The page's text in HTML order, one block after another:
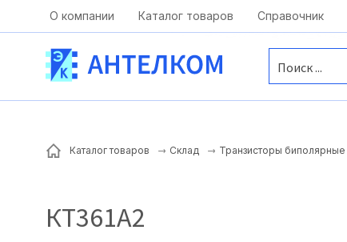
Москва, ул. Московская, д.1 офис 1
О компании Каталог товаров Справочник
Каталог товаров Склад Транзисторы биполярные
КТ361А2